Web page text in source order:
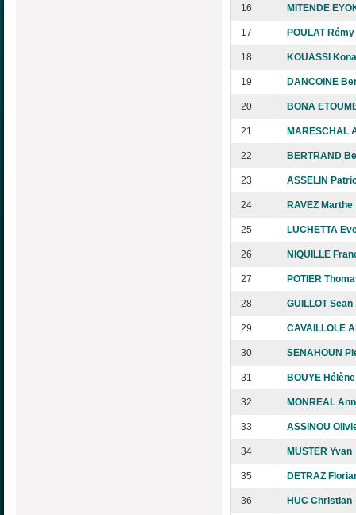
16 MITENDE
17 POULAT Rémy
18 KOUASSI
19 DANCOINE
20 BONA
21 MARESCHAL
22 BERTRAND
23 ASSELIN
24 RAVEZ Marthe
25 LUCHETTA
26 NIQUILLE
27 POTIER
28 GUILLOT Sean
29 CAVAILLOLE
30 SENAHOUN
31 BOUYE Hélène
32 MONREAL
33 ASSINOU
34 MUSTER Yvan
35 DETRAZ
36 HUC Christian